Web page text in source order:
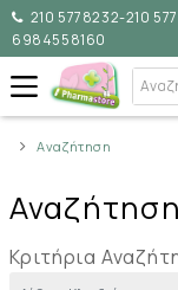
210 5778232-210
6984558160
Αναζήτηση
Αναζήτηση
Κριτήρια